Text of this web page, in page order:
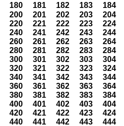
180 181 182 183
184
200 201 202 203
204
220 221 222 223
224
240 241 242 243
244
260 261 262 263
264
280 281 282 283
284
300 301 302 303
304
320 321 322 323
324
340 341 342 343
344
360 361 362 363
364
380 381 382 383
384
400 401 402 403
404
420 421 422 423
424
440 441 442 443
444